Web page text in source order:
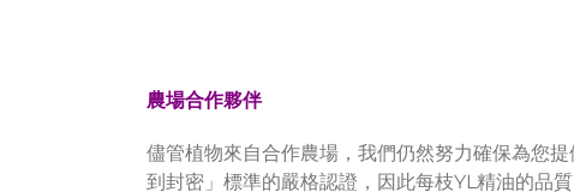
農場合作夥伴
儘管植物來自合作農場，我們仍然努力確保為您
到封密」標準的嚴格認證，因此每枝YL精油的品質